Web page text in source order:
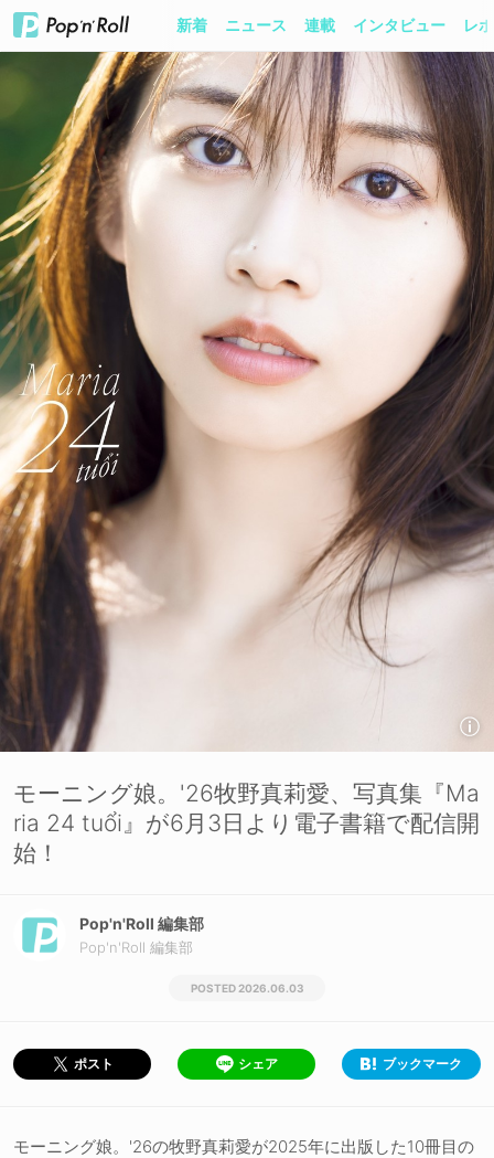
新着 ニュース 連載 インタビュー レ
モーニング娘。'26牧野真莉愛、写真集『Ma
ria 24 tuổi』が6月3日より電子書籍で配信開
始！
Pop'n'Roll 編集部
Pop'n'Roll 編集部
2026.06.03
ポスト シェア ブックマーク
モーニング娘。'26の牧野真莉愛が2025年に出版した10冊目の